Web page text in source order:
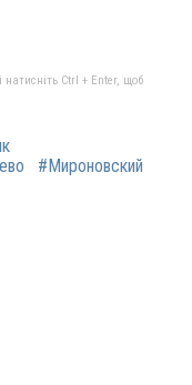
натисніть Ctrl + Enter, щоб
#Мироновский